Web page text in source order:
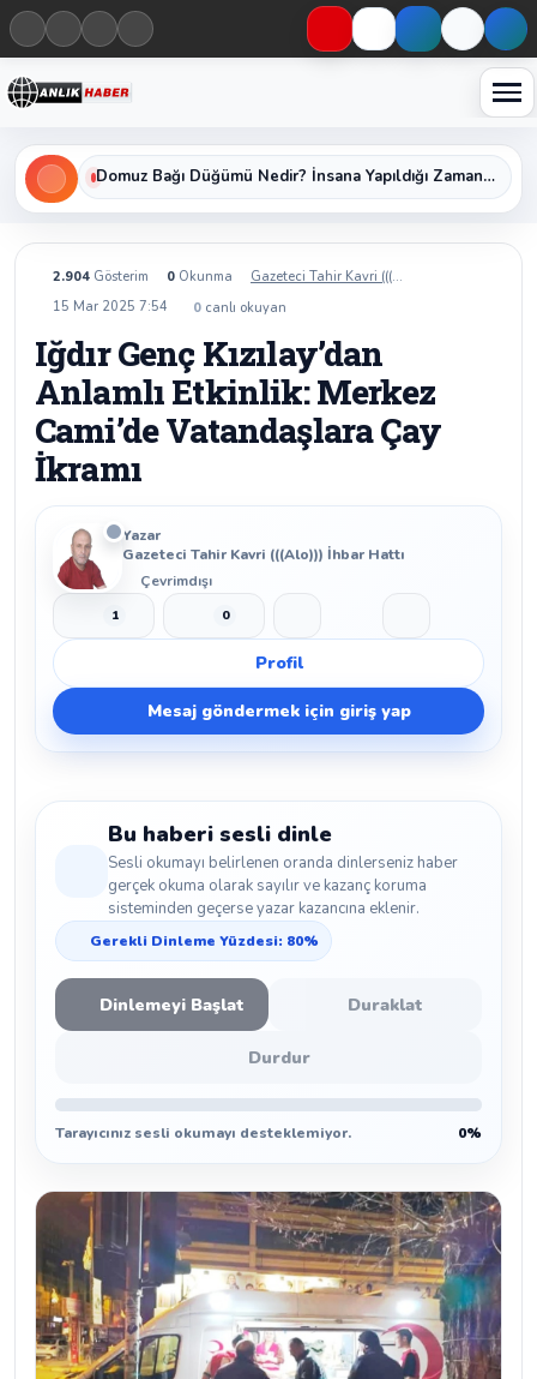
Haberleri keşfet
Domuz Bağı Düğümü Nedir? İnsana Yapıldığı Zaman Yavaş Yavaş Öldüren Ölümcül Düğümün Kan Donduran Gerçekleri
2.904 Gösterim 0 Okunma
Gazeteci Tahir Kavri (((Alo))) İhbar Hattı
15 Mar 2025 7:54
0canlı okuyan
Iğdır Genç Kızılay’dan
Anlamlı Etkinlik: Merkez
Cami’de Vatandaşlara Çay
İkramı
Yazar
Gazeteci Tahir Kavri (((Alo))) İhbar Hattı
Çevrimdışı
Beğen
1 Beğenmeme
0
Profil
Mesaj göndermek için giriş yap
Bu haberi sesli dinle
Sesli okumayı belirlenen oranda dinlerseniz haber
gerçek okuma olarak sayılır ve kazanç koruma
sisteminden geçerse yazar kazancına eklenir.
Gerekli Dinleme Yüzdesi: 80%
Dinlemeyi Başlat Duraklat
Durdur
Tarayıcınız sesli okumayı desteklemiyor. 0%